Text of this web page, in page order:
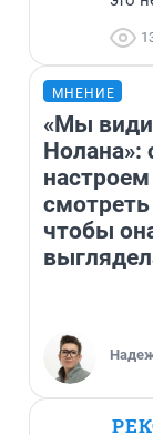
МНЕНИЕ
«Мы
Нолана»:
чтобы